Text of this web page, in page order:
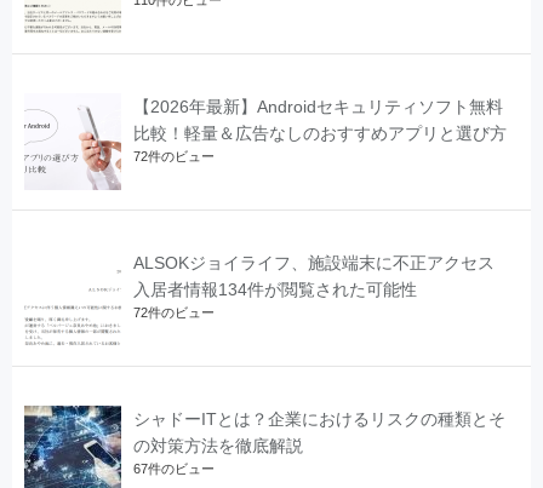
【2026年最新】Androidセキュリティソフト無料
比較！軽量＆広告なしのおすすめアプリと選び方
72件のビュー
ALSOKジョイライフ、施設端末に不正アクセス
入居者情報134件が閲覧された可能性
72件のビュー
シャドーITとは？企業におけるリスクの種類とそ
の対策方法を徹底解説
67件のビュー